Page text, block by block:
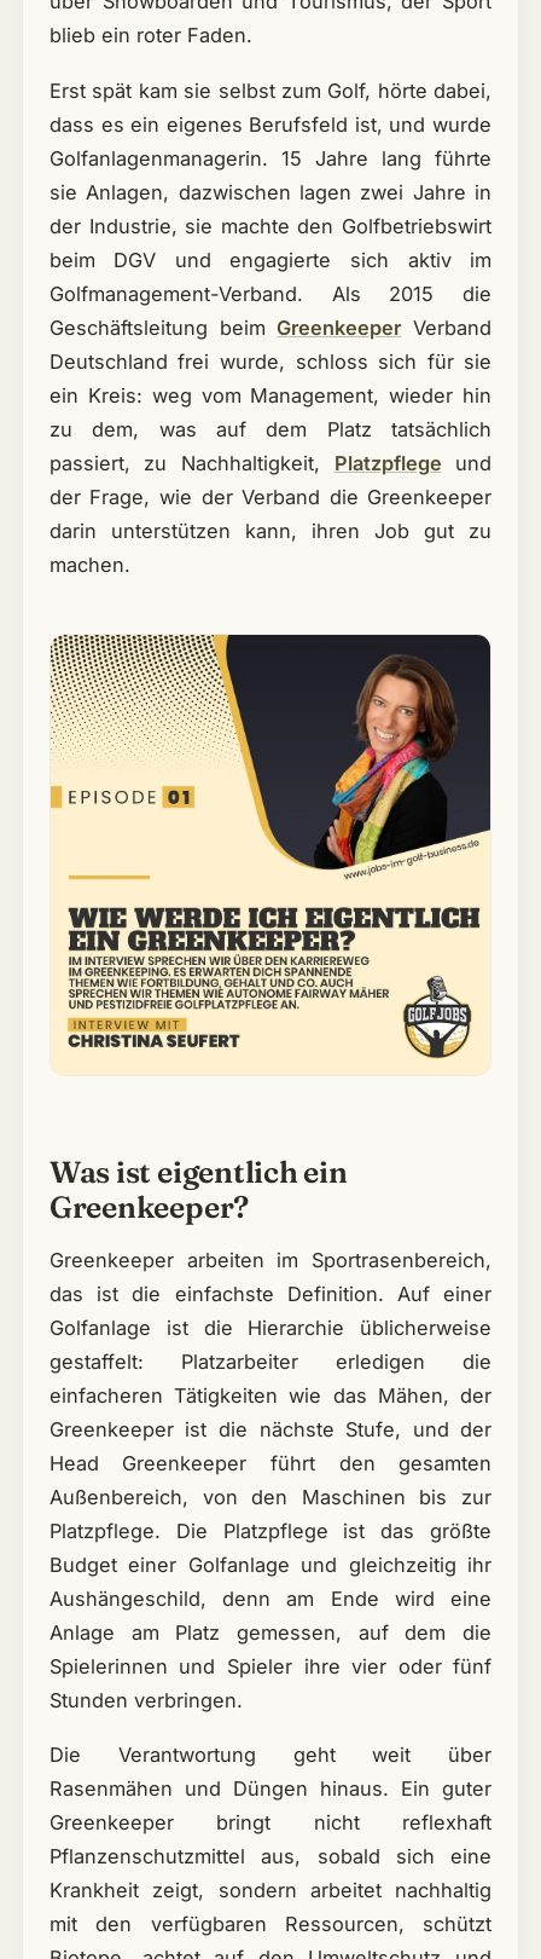
blieb ein roter Faden.
Erst spät kam sie selbst zum Golf, hörte dabei,
dass es ein eigenes Berufsfeld ist, und wurde
Golfanlagenmanagerin. 15 Jahre lang führte
sie Anlagen, dazwischen lagen zwei Jahre in
der Industrie, sie machte den Golfbetriebswirt
beim DGV und engagierte sich aktiv im
Golfmanagement-Verband. Als 2015 die
Geschäftsleitung beimGreenkeeperVerband
Deutschland frei wurde, schloss sich für sie
ein Kreis: weg vom Management, wieder hin
zu dem, was auf dem Platz tatsächlich
passiert, zu Nachhaltigkeit, Platzpflege und
der Frage, wie der Verband die Greenkeeper
darin unterstützen kann, ihren Job gut zu
machen.
Was ist eigentlich ein
Greenkeeper?
Greenkeeper arbeiten im Sportrasenbereich,
das ist die einfachste Definition. Auf einer
Golfanlage ist die Hierarchie üblicherweise
gestaffelt: Platzarbeiter erledigen die
einfacheren Tätigkeiten wie das Mähen, der
Greenkeeper ist die nächste Stufe, und der
Head Greenkeeper führt den gesamten
Außenbereich, von den Maschinen bis zur
Platzpflege. Die Platzpflege ist das größte
Budget einer Golfanlage und gleichzeitig ihr
Aushängeschild, denn am Ende wird eine
Anlage am Platz gemessen, auf dem die
Spielerinnen und Spieler ihre vier oder fünf
Stunden verbringen.
Die Verantwortung geht weit über
Rasenmähen und Düngen hinaus. Ein guter
Greenkeeper bringt nicht reflexhaft
Pflanzenschutzmittel aus, sobald sich eine
Krankheit zeigt, sondern arbeitet nachhaltig
mit den verfügbaren Ressourcen, schützt